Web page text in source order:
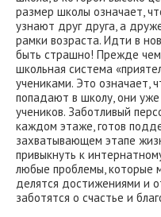
размер школы означает,
узнают друг друга, а
рамки возраста. Идти в
быть страшно! Прежде
школьная система
учениками. Это означает,
попадают в школу, они
учеников. Заботливый
каждом этаже, готов
захватывающем этапе
привыкнуть к
любые проблемы, которые
делятся достижениями и
заботятся о счастье и